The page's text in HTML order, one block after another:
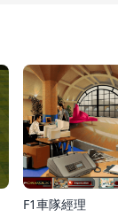
F1車隊經理